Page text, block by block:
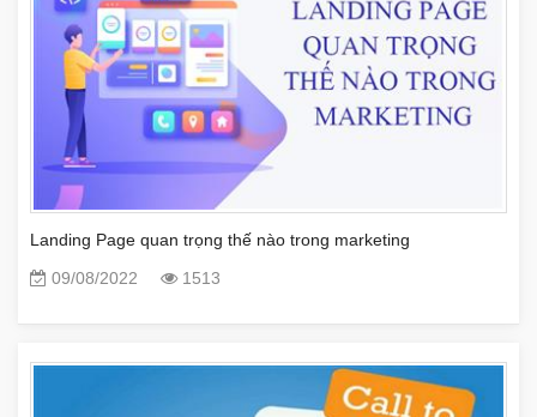
Landing Page quan trọng thế nào trong marketing
09/08/2022
1513